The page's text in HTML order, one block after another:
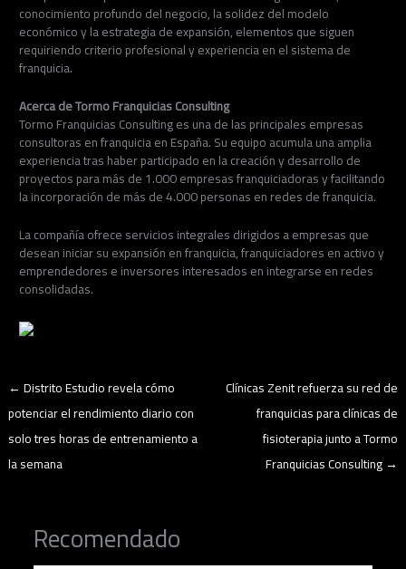
conocimiento profundo del negocio, la solidez del modelo
económico y la estrategia de expansión, elementos que siguen
requiriendo criterio profesional y experiencia en el sistema de
franquicia.
Acerca de Tormo Franquicias Consulting
Tormo Franquicias Consulting es una de las principales empresas
consultoras en franquicia en España. Su equipo acumula una amplia
experiencia tras haber participado en la creación y desarrollo de
proyectos para más de 1.000 empresas franquiciadoras y facilitando
la incorporación de más de 4.000 personas en redes de franquicia.
La compañía ofrece servicios integrales dirigidos a empresas que
desean iniciar su expansión en franquicia, franquiciadores en activo y
emprendedores e inversores interesados en integrarse en redes
consolidadas.
←Distrito Estudio revela cómo
potenciar el rendimiento diario con
solo tres horas de entrenamiento a
la semana
Clínicas Zenit refuerza su red de
franquicias para clínicas de
fisioterapia junto a Tormo
Franquicias Consulting→
Recomendado